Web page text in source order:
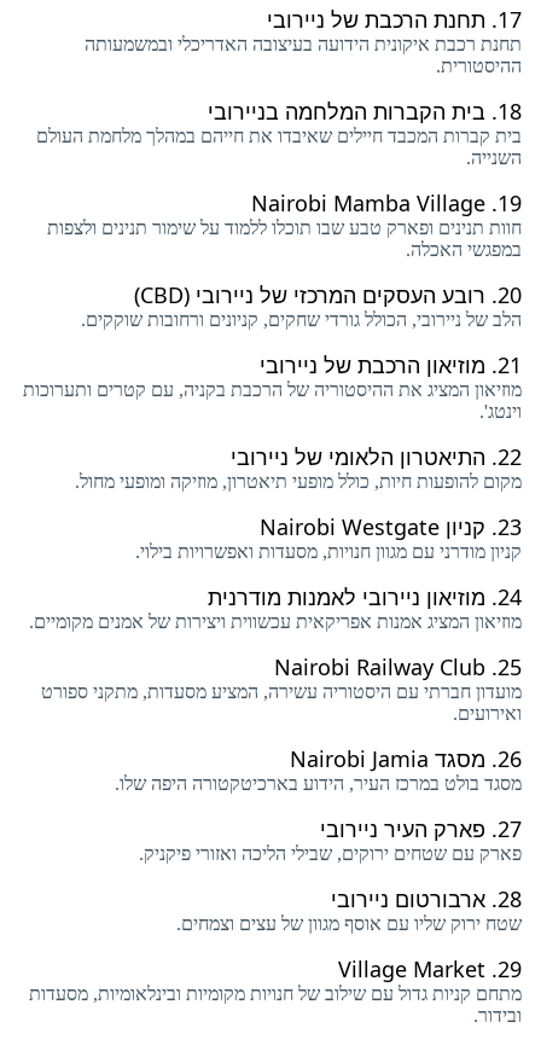
17. תחנת הרכבת של ניירובי
תחנת רכבת איקונית הידועה בעיצובה האדריכלי ובמשמעותה
ההיסטורית.
18. בית הקברות המלחמה בניירובי
בית קברות המכבד חיילים שאיבדו את חייהם במהלך מלחמת העולם
השנייה.
19.
Nairobi Mamba Village
חוות תנינים ופארק טבע שבו תוכלו ללמוד על שימור תנינים ולצפות
במפגשי האכלה.
20. רובע העסקים המרכזי של ניירובי (CBD)
הלב של ניירובי, הכולל גורדי שחקים, קניונים ורחובות שוקקים.
21. מוזיאון הרכבת של ניירובי
מוזיאון המציג את ההיסטוריה של הרכבת בקניה, עם קטרים ​​ותערוכות
וינטג'.
22. התיאטרון הלאומי של ניירובי
מקום להופעות חיות, כולל מופעי תיאטרון, מוזיקה ומופעי מחול.
23. קניון Nairobi Westgate
קניון מודרני עם מגוון חנויות, מסעדות ואפשרויות בילוי.
24. מוזיאון ניירובי לאמנות מודרנית
מוזיאון המציג אמנות אפריקאית עכשווית ויצירות של אמנים מקומיים.
25.
Nairobi Railway Club
מועדון חברתי עם היסטוריה עשירה, המציע מסעדות, מתקני ספורט
ואירועים.
26. מסגד Nairobi Jamia
מסגד בולט במרכז העיר, הידוע בארכיטקטורה היפה שלו.
27. פארק העיר ניירובי
פארק עם שטחים ירוקים, שבילי הליכה ואזורי פיקניק.
28. ארבורטום ניירובי
שטח ירוק שליו עם אוסף מגוון של עצים וצמחים.
29.
Village Market
מתחם קניות גדול עם שילוב של חנויות מקומיות ובינלאומיות, מסעדות
ובידור.